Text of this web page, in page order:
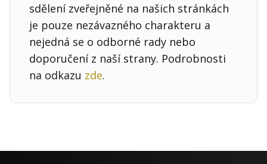
sdělení zveřejněné na našich stránkách
je pouze nezávazného charakteru a
nejedná se o odborné rady nebo
doporučení z naší strany. Podrobnosti
na odkazu zde.